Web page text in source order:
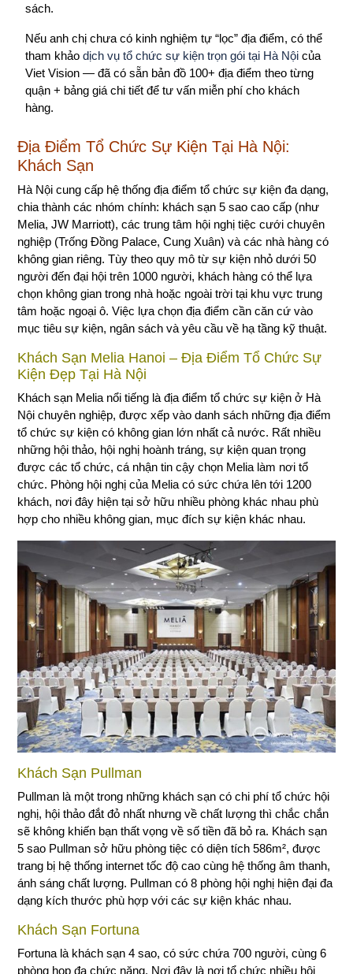
sách.
Nếu anh chị chưa có kinh nghiệm tự “lọc” địa điểm, có thể
tham khảo dịch vụ tổ chức sự kiện trọn gói tại Hà Nội của
Viet Vision — đã có sẵn bản đồ 100+ địa điểm theo từng
quận + bảng giá chi tiết để tư vấn miễn phí cho khách
hàng.
Địa Điểm Tổ Chức Sự Kiện Tại Hà Nội:
Khách Sạn
Hà Nội cung cấp hệ thống địa điểm tổ chức sự kiện đa dạng,
chia thành các nhóm chính: khách sạn 5 sao cao cấp (như
Melia, JW Marriott), các trung tâm hội nghị tiệc cưới chuyên
nghiệp (Trống Đồng Palace, Cung Xuân) và các nhà hàng có
không gian riêng. Tùy theo quy mô từ sự kiện nhỏ dưới 50
người đến đại hội trên 1000 người, khách hàng có thể lựa
chọn không gian trong nhà hoặc ngoài trời tại khu vực trung
tâm hoặc ngoại ô. Việc lựa chọn địa điểm cần căn cứ vào
mục tiêu sự kiện, ngân sách và yêu cầu về hạ tầng kỹ thuật.
Khách Sạn Melia Hanoi – Địa Điểm Tổ Chức Sự
Kiện Đẹp Tại Hà Nội
Khách sạn Melia nổi tiếng là địa điểm tổ chức sự kiện ở Hà
Nội chuyên nghiệp, được xếp vào danh sách những địa điểm
tổ chức sự kiện có không gian lớn nhất cả nước. Rất nhiều
những hội thảo, hội nghị hoành tráng, sự kiện quan trọng
được các tổ chức, cá nhận tin cậy chọn Melia làm nơi tổ
chức. Phòng hội nghị của Melia có sức chứa lên tới 1200
khách, nơi đây hiện tại sở hữu nhiều phòng khác nhau phù
hợp cho nhiều không gian, mục đích sự kiện khác nhau.
Khách Sạn Pullman
Pullman là một trong những khách sạn có chi phí tổ chức hội
nghị, hội thảo đắt đỏ nhất nhưng về chất lượng thì chắc chắn
sẽ không khiến bạn thất vọng về số tiền đã bỏ ra. Khách sạn
5 sao Pullman sở hữu phòng tiệc có diện tích 586m², được
trang bị hệ thống internet tốc độ cao cùng hệ thống âm thanh,
ánh sáng chất lượng. Pullman có 8 phòng hội nghị hiện đại đa
dạng kích thước phù hợp với các sự kiện khác nhau.
Khách Sạn Fortuna
Fortuna là khách sạn 4 sao, có sức chứa 700 người, cùng 6
phòng họp đa chức năng. Nơi đây là nơi tổ chức nhiều hội